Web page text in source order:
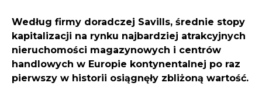
Według firmy doradczej Savills, średnie stopy
kapitalizacji na rynku najbardziej atrakcyjnych
nieruchomości magazynowych i centrów
handlowych w Europie kontynentalnej po raz
pierwszy w historii osiągnęły zbliżoną wartość.